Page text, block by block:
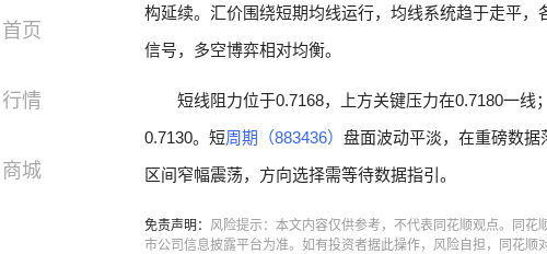
首页
行情
商城
构延续。汇价围绕短期均线运行，均线系统趋于走平
信号，多空博弈相对均衡。
短线阻力位于0.7168，上方关键压力在0.7180一
0.7130。短周期（883436） 盘面波动平淡，在重磅数据
区间窄幅震荡，方向选择需等待数据指引。
免责声明： 风险提示：本文内容仅供参考，不代表同花顺观点。同
市公司信息披露平台为准。如有投资者据此操作，风险自担，同花顺